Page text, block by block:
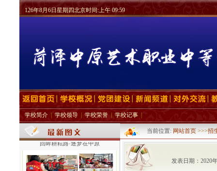
126年8月6日星期四北京时间:上午 09:59
学校简介 学校领导 学校荣誉 学校记事
回眸耕耘路·逐梦在中原
当前位置: 网站首页 >>>招
发表日期：2020